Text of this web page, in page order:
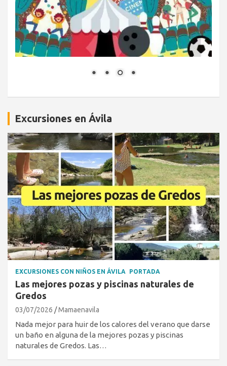
Excursiones en Ávila
EXCURSIONES CON NIÑOS EN ÁVILA PORTADA
Las mejores pozas y piscinas naturales de
Gredos
03/07/2026 Mamaenavila
Nada mejor para huir de los calores del verano que darse
un baño en alguna de la mejores pozas y piscinas
naturales de Gredos. Las…